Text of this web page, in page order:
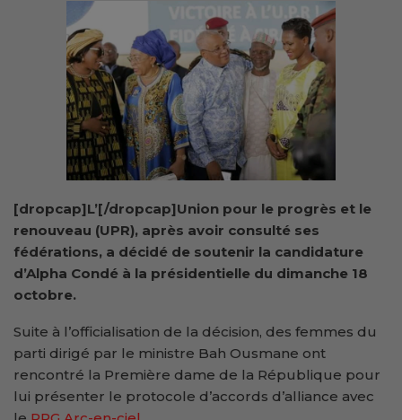
[dropcap]L’[/dropcap]Union pour le progrès et le
renouveau (UPR), après avoir consulté ses
fédérations, a décidé de soutenir la candidature
d’Alpha Condé à la présidentielle du dimanche 18
octobre.
Suite à l’officialisation de la décision, des femmes du
parti dirigé par le ministre Bah Ousmane ont
rencontré la Première dame de la République pour
lui présenter le protocole d’accords d’alliance avec